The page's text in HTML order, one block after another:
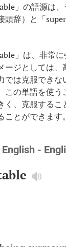
」の語源は
頭辞）と「
」は、非常
ージとしては、
では克服でき
この単語を使
く、克服するこ
とができます。
English -